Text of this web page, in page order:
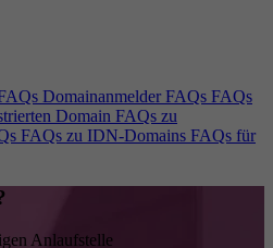
Domainanmelder FAQs FAQs
Domain FAQs zu
FAQs zu IDN-Domains FAQs für
Anlaufstelle